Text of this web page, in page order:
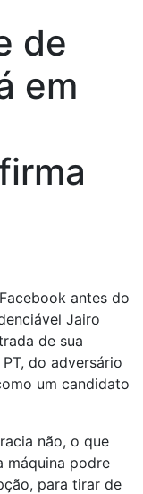
de
em
antes do
Jairo
de sua
do adversário
um candidato
não, o que
máquina podre
para tirar de